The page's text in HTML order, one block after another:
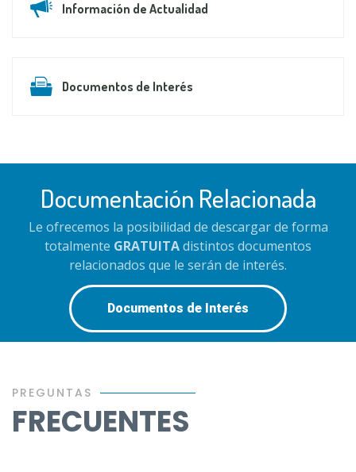
Información de Actualidad
Documentos de Interés
Documentación Relacionada
Le ofrecemos la posibilidad de descargar de forma
totalmente GRATUITAdistintos documentos
relacionados que le serán de interés.
Documentos de Interés
PREGUNTAS
FRECUENTES